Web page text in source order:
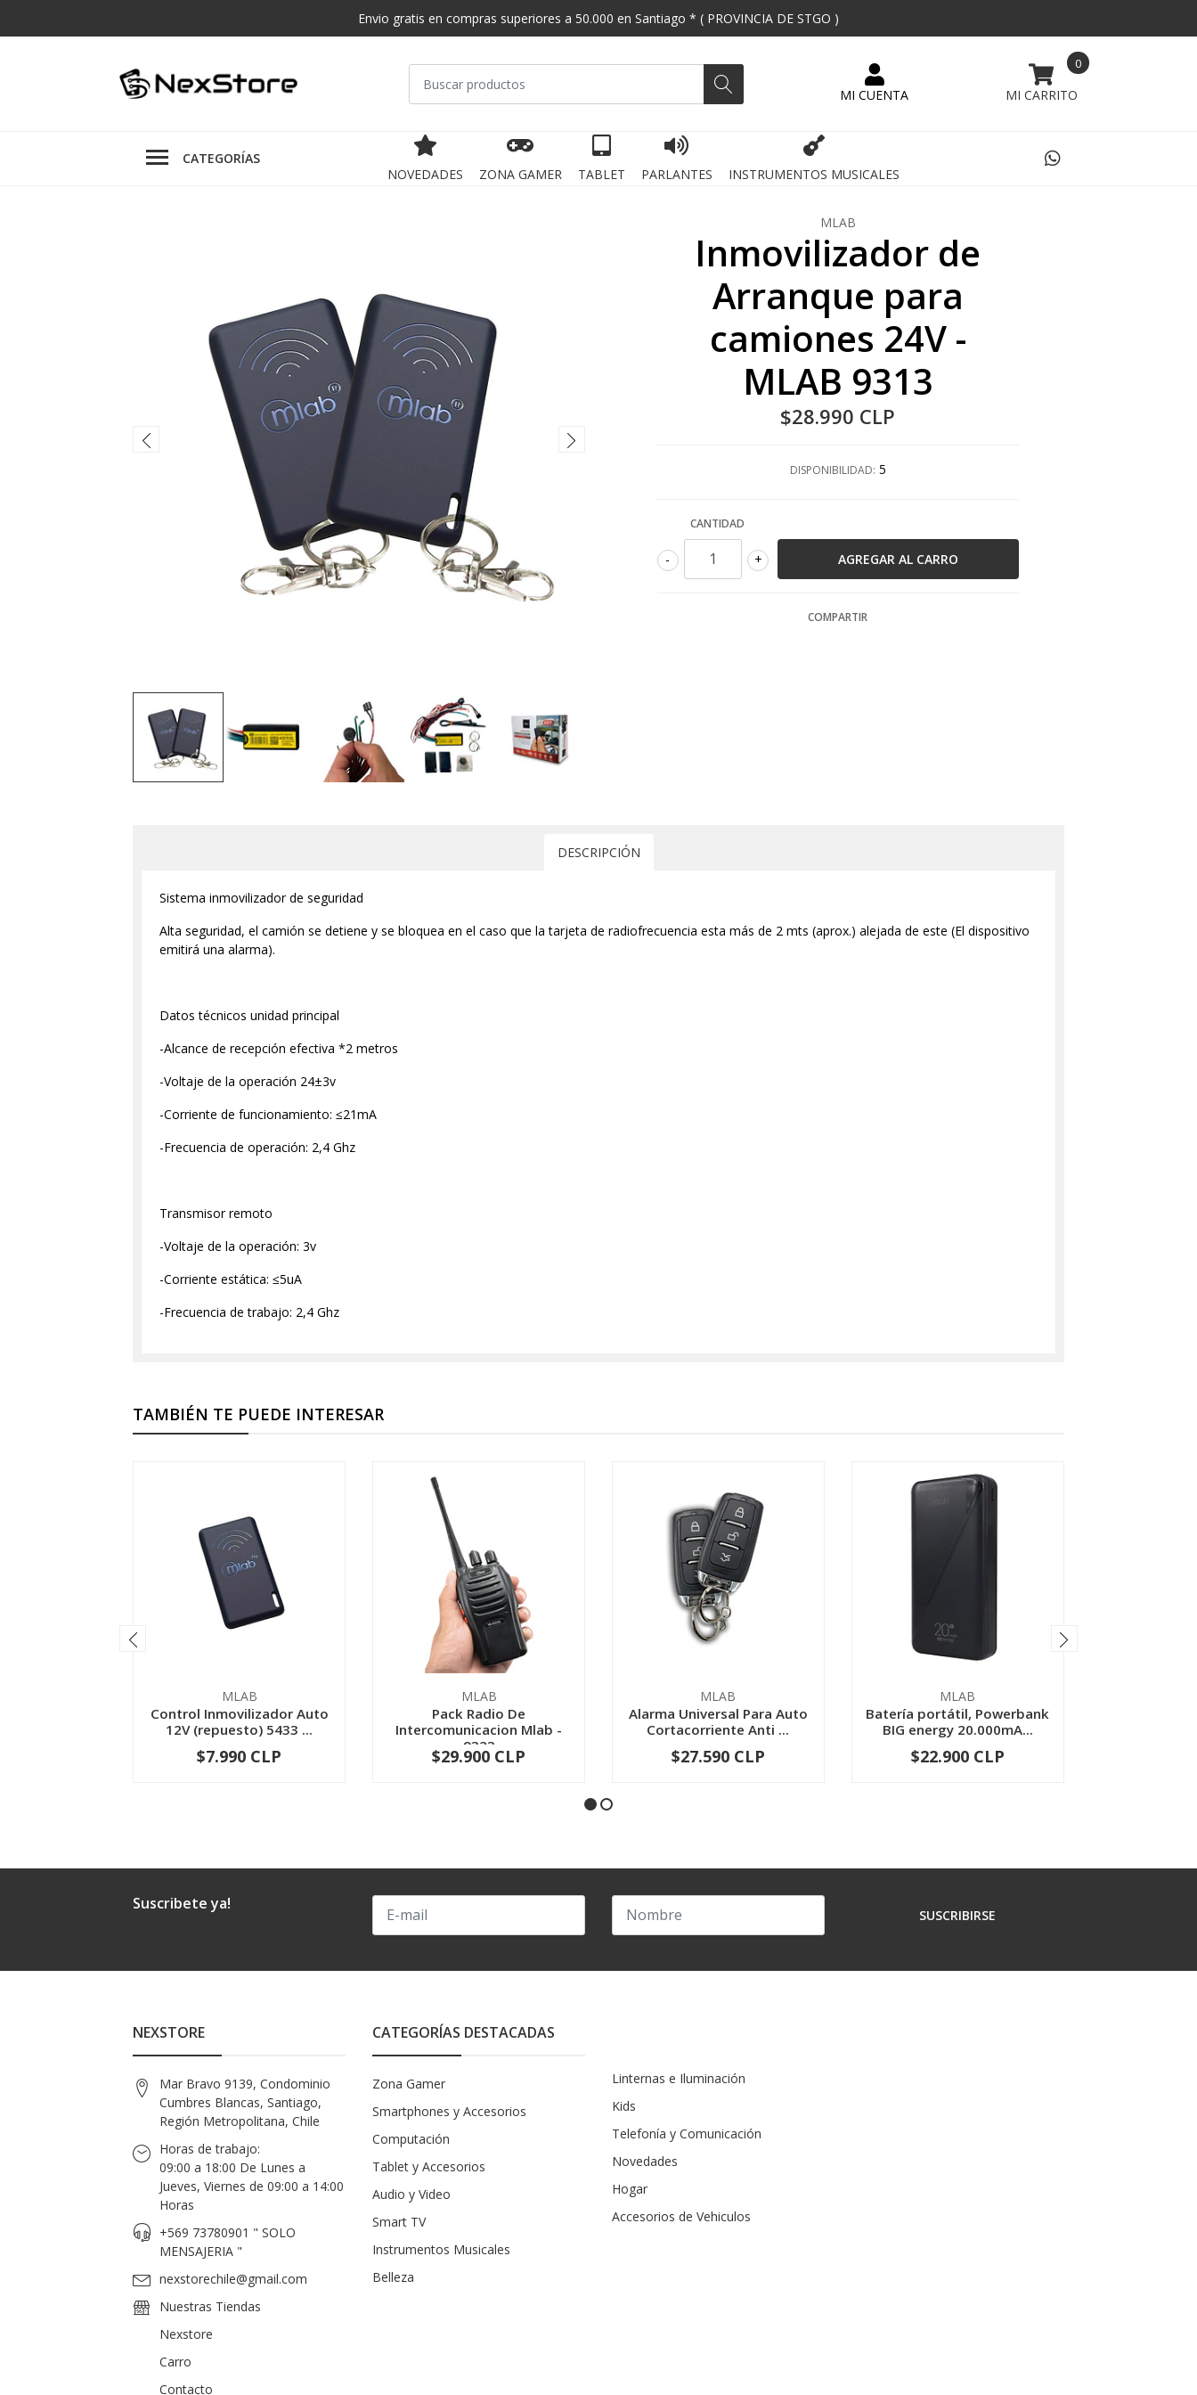
Envio gratis en compras superiores a 50.000 en Santiago * ( PROVINCIA DE STGO )
0
CATEGORÍAS
NOVEDADES
ZONA GAMER TABLET PARLANTES INSTRUMENTOS MUSICALES
MLAB
Inmovilizador de
Arranque para
camiones 24V -
MLAB 9313
$28.990 CLP
DISPONIBILIDAD: 5
CANTIDAD
+
-
COMPARTIR
DESCRIPCIÓN
Sistema inmovilizador de seguridad
Alta seguridad, el camión se detiene y se bloquea en el caso que la tarjeta de radiofrecuencia esta más de 2 mts (aprox.) alejada de este (El dispositivo
emitirá una alarma).
Datos técnicos unidad principal
-Alcance de recepción efectiva *2 metros
-Voltaje de la operación 24±3v
-Corriente de funcionamiento: ≤21mA
-Frecuencia de operación: 2,4 Ghz
Transmisor remoto
-Voltaje de la operación: 3v
-Corriente estática: ≤5uA
-Frecuencia de trabajo: 2,4 Ghz
TAMBIÉN TE PUEDE INTERESAR
MLAB
Control Inmovilizador Auto
12V (repuesto) 5433 ...
+
$7.990 CLP
MLAB
Pack Radio De
Intercomunicacion Mlab -
9323
+
$29.900 CLP
MLAB
Alarma Universal Para Auto
Cortacorriente Anti ...
+
$27.590 CLP
MLAB
Batería portátil, Powerbank
BIG energy 20.000mA...
+
$22.900 CLP
Suscribete ya!
SUSCRIBIRSE
NEXSTORE
Mar Bravo 9139, Condominio
Cumbres Blancas, Santiago,
Región Metropolitana, Chile
Horas de trabajo:
09:00 a 18:00 De Lunes a
Jueves, Viernes de 09:00 a 14:00
Horas
+569 73780901 " SOLO
MENSAJERIA "
nexstorechile@gmail.com
Nuestras Tiendas
Nexstore
Carro
Contacto
CATEGORÍAS DESTACADAS
Zona Gamer
Smartphones y Accesorios
Computación
Tablet y Accesorios
Audio y Video
Smart TV
Instrumentos Musicales
Belleza
Linternas e Iluminación
Kids
Telefonía y Comunicación
Novedades
Hogar
Accesorios de Vehiculos